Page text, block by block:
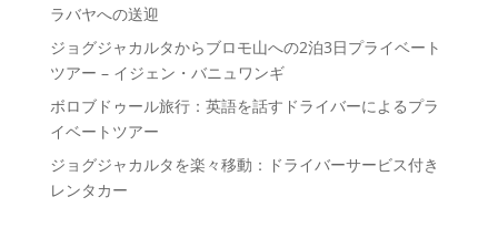
ラバヤへの送迎
ジョグジャカルタからブロモ山への2泊3日プライベート
ツアー – イジェン・バニュワンギ
ボロブドゥール旅行：英語を話すドライバーによるプラ
イベートツアー
ジョグジャカルタを楽々移動：ドライバーサービス付き
レンタカー